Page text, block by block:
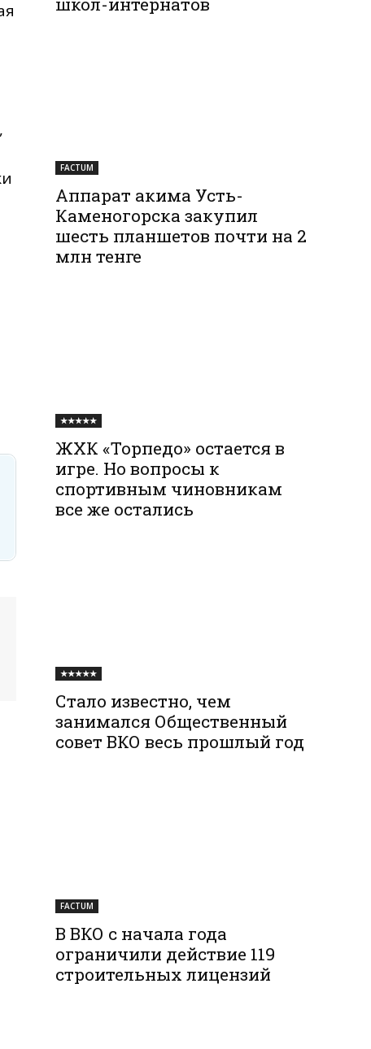
FACTUM
Аппарат акима Усть-
Каменогорска закупил
шесть планшетов почти на 2
млн тенге
★★★★★
ЖХК «Торпедо» остается в
игре. Но вопросы к
спортивным чиновникам
все же остались
★★★★★
Стало известно, чем
занимался Общественный
совет ВКО весь прошлый год
FACTUM
В ВКО с начала года
ограничили действие 119
строительных лицензий